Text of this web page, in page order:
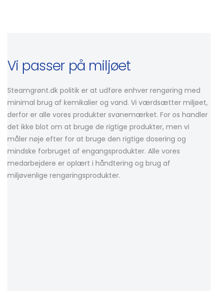
Vi passer på miljøet
Steamgrønt.dk politik er at udføre enhver rengøring med
minimal brug af kemikalier og vand. Vi værdsætter miljøet,
derfor er alle vores produkter svanemærket. For os handler
det ikke blot om at bruge de rigtige produkter, men vi
måler nøje efter for at bruge den rigtige dosering og
mindske forbruget af engangsprodukter. Alle vores
medarbejdere er oplært i håndtering og brug af
miljøvenlige rengøringsprodukter.